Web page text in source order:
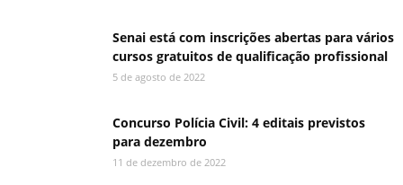
Senai está com inscrições abertas para vários
cursos gratuitos de qualificação profissional
5 de agosto de 2022
Concurso Polícia Civil: 4 editais previstos
para dezembro
11 de dezembro de 2022